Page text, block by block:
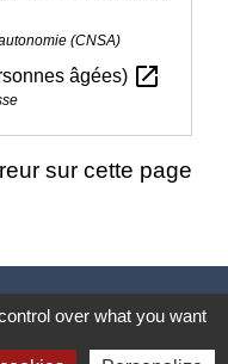
(CNSA)
âgées) open_in_new
sur cette page
over what you want